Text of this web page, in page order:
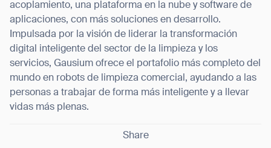
acoplamiento, una plataforma en la nube y software de
aplicaciones, con más soluciones en desarrollo.
Impulsada por la visión de liderar la transformación
digital inteligente del sector de la limpieza y los
servicios, Gausium ofrece el portafolio más completo del
mundo en robots de limpieza comercial, ayudando a las
personas a trabajar de forma más inteligente y a llevar
vidas más plenas.
Share